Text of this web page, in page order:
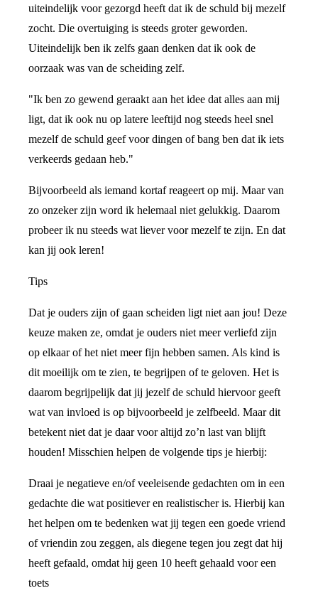
uiteindelijk voor gezorgd heeft dat ik de schuld bij mezelf
zocht. Die overtuiging is steeds groter geworden.
Uiteindelijk ben ik zelfs gaan denken dat ik ook de
oorzaak was van de scheiding zelf.
"Ik ben zo gewend geraakt aan het idee dat alles aan mij
ligt, dat ik ook nu op latere leeftijd nog steeds heel snel
mezelf de schuld geef voor dingen of bang ben dat ik iets
verkeerds gedaan heb."
Bijvoorbeeld als iemand kortaf reageert op mij. Maar van
zo onzeker zijn word ik helemaal niet gelukkig. Daarom
probeer ik nu steeds wat liever voor mezelf te zijn. En dat
kan jij ook leren!
Tips
Dat je ouders zijn of gaan scheiden ligt niet aan jou! Deze
keuze maken ze, omdat je ouders niet meer verliefd zijn
op elkaar of het niet meer fijn hebben samen. Als kind is
dit moeilijk om te zien, te begrijpen of te geloven. Het is
daarom begrijpelijk dat jij jezelf de schuld hiervoor geeft
wat van invloed is op bijvoorbeeld je zelfbeeld. Maar dit
betekent niet dat je daar voor altijd zo’n last van blijft
houden! Misschien helpen de volgende tips je hierbij:
Draai je negatieve en/of veeleisende gedachten om in een
gedachte die wat positiever en realistischer is. Hierbij kan
het helpen om te bedenken wat jij tegen een goede vriend
of vriendin zou zeggen, als diegene tegen jou zegt dat hij
heeft gefaald, omdat hij geen 10 heeft gehaald voor een
toets